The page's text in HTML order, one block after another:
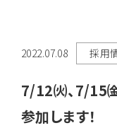
2022.07.08 採用
7/12㈫、7/15
参加します！